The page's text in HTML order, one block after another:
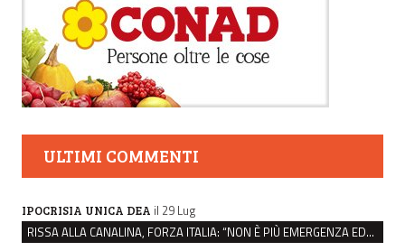
ULTIMI COMMENTI
IPOCRISIA UNICA DEA il 29 Lug
RISSA ALLA CANALINA, FORZA ITALIA: “NON È PIÙ EMERGENZA EDUCATIVA, MA DI SICUREZZA”